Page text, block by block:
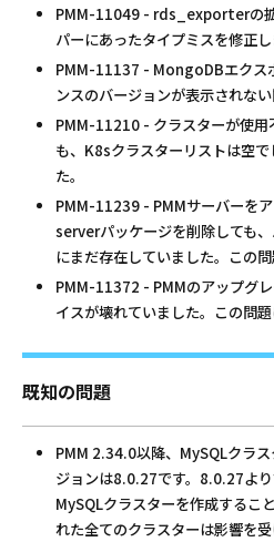
PMM-11049 - rds_exporterの
パーにあったタイプミスを修正し
PMM-11137 - MongoDBエクス
ンスのバージョンが表示されない
PMM-11210 - クラスターが使
も、K8sクラスターリストは空
た。
PMM-11239 - PMMサーバーを
serverパッケージを削除しても
にまだ存在していました。この問
PMM-11372 - PMMのアップグ
イスが壊れていました。この問題
既知の問題
PMM 2.34.0以降、MySQLクラ
ジョンは8.0.27です。8.0.27よ
MySQLクラスターを作成するこ
れた全てのクラスターは影響を受